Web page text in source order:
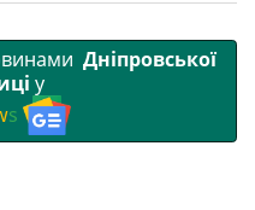
Дніпровської
у
s